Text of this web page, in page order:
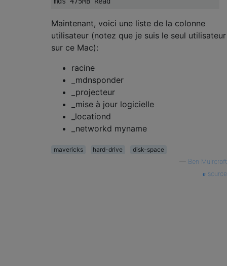
Maintenant, voici une liste de la colonne
utilisateur (notez que je suis le seul utilisateur
sur ce Mac):
racine
_mdnsponder
_projecteur
_mise à jour logicielle
_locationd
_networkd myname
mavericks hard-drive
disk-space
Ben Muircroft
source